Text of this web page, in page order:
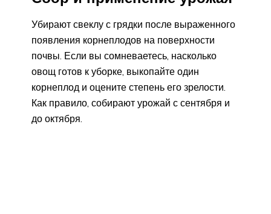
Убирают свеклу с грядки после выраженного
появления корнеплодов на поверхности
почвы. Если вы сомневаетесь, насколько
овощ готов к уборке, выкопайте один
корнеплод и оцените степень его зрелости.
Как правило, собирают урожай с сентября и
до октября.